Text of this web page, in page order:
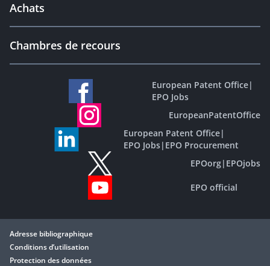
Achats
Chambres de recours
European Patent Office|
EPO Jobs
EuropeanPatentOffice
European Patent Office|
EPO Jobs| EPO Procurement
EPOorg| EPOjobs
EPO official
Adresse bibliographique
Conditions d’utilisation
Protection des données